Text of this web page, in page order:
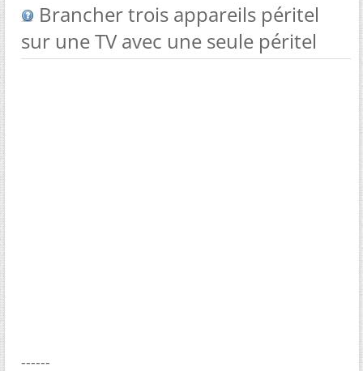
Brancher trois appareils péritel
sur une TV avec une seule péritel
------